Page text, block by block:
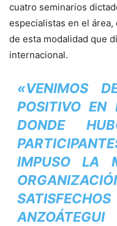
cuatro seminarios
especialistas en el
de esta modalidad que
internacional.
«VENIMOS
POSITIVO EN
DONDE
IMPUSO LA
ANZOÁTEGUI